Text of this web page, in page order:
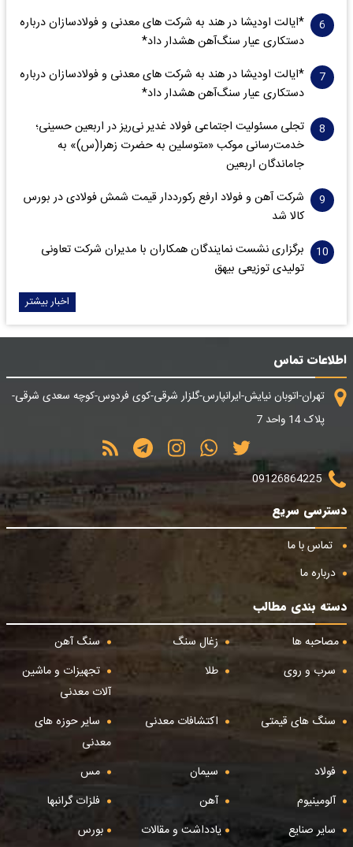
*ایالت اودیشا در هند به شرکت های معدنی و فولادسازان درباره
دستکاری عیار سنگ‌آهن هشدار داد*
*ایالت اودیشا در هند به شرکت های معدنی و فولادسازان درباره
دستکاری عیار سنگ‌آهن هشدار داد*
تجلی مسئولیت اجتماعی فولاد غدیر نی‌ریز در اربعین حسینی؛
خدمت‌رسانی موکب «متوسلین به حضرت زهرا(س)» به
جاماندگان اربعین
شرکت آهن و فولاد ارفع رکورددار قیمت شمش فولادی در بورس
کالا شد
برگزاری نشست نمایندگان همکاران با مدیران شرکت تعاونی
تولیدی توزیعی بیهق
اخبار بیشتر
اطلاعات تماس
تهران-اتوبان نیایش-ایرانپارس-گلزار شرقی-کوی فردوس-کوچه سعدی شرقی-
پلاک 14 واحد 7
09126864225
دسترسی سریع
تماس با ما
درباره ما
دسته بندی مطالب
مصاحبه ها
زغال سنگ
سنگ آهن
سرب و روی
طلا
تجهیزات و ماشین
آلات معدنی
سنگ های قیمتی
اکتشافات معدنی
سایر حوزه های
معدنی
فولاد
سیمان
مس
آلومینیوم
آهن
فلزات گرانبها
سایر صنایع
یادداشت و مقالات بورس